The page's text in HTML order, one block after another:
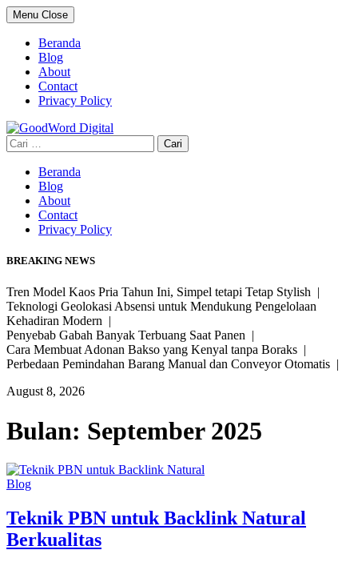
Skip
to
content
Menu Close
Beranda
Blog
About
Contact
Privacy Policy
Cari
untuk:
Beranda
Blog
About
Contact
Privacy Policy
BREAKING NEWS
Tren Model Kaos Pria Tahun Ini, Simpel tetapi Tetap Stylish |
Teknologi Geolokasi Absensi untuk Mendukung Pengelolaan
Kehadiran Modern |
Penyebab Gabah Banyak Terbuang Saat Panen |
Cara Membuat Adonan Bakso yang Kenyal tanpa Boraks |
Perbedaan Pemindahan Barang Manual dan Conveyor Otomatis |
August 8, 2026
Bulan: September 2025
Blog
Teknik PBN untuk Backlink Natural
Berkualitas